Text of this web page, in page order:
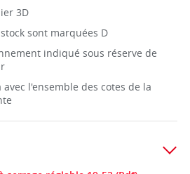
3D
sont marquées D
indiqué sous réserve de
l'ensemble des cotes de la